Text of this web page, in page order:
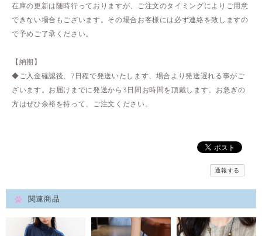
在庫の更新は随時行っておりますが、ご注文のタイミングによりご用意
できない場合もございます。その場合お客様には必ず連絡を致しますの
で予めご了承ください。
【納期】
◆ご入金確認後、7日程で発送いたします、場合より発送遅れる事がご
ざいます。お届けまでに発送から3日間お時間を頂戴します。お急ぎの
方はぜひ余裕を持って、ご注文ください。
通報する
関連商品